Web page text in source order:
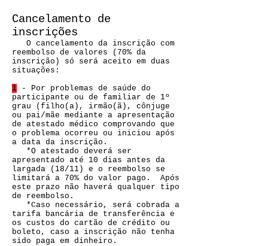
Cancelamento de
inscrições
O cancelamento da inscrição com
reembolso de valores (70% da
inscrição) só será aceito em duas
situações:
1 - Por problemas de saúde do
participante ou de familiar de 1º
grau (filho(a), irmão(ã), cônjuge
ou pai/mãe mediante a apresentação
de atestado médico comprovando que
o problema ocorreu ou iniciou após
a data da inscrição.
*O atestado deverá ser
apresentado até 10 dias antes da
largada (18/11) e o reembolso se
limitará a 70% do valor pago. Após
este prazo não haverá qualquer tipo
de reembolso.
*Caso necessário, será cobrada a
tarifa bancária de transferência e
os custos do cartão de crédito ou
boleto, caso a inscrição não tenha
sido paga em dinheiro.